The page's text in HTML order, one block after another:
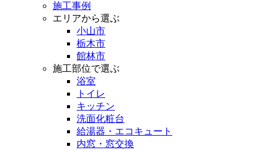
施工事例
エリアから選ぶ
小山市
栃木市
館林市
施工部位で選ぶ
浴室
トイレ
キッチン
洗面化粧台
給湯器・エコキュート
内窓・窓交換